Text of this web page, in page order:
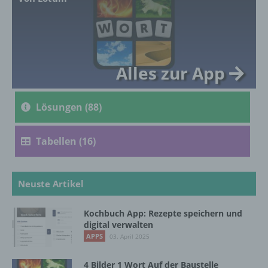
Alles zur App
Lösungen (88)
Tabellen (16)
Neuste Artikel
Kochbuch App: Rezepte speichern und
digital verwalten
APPS 03. April 2025
4 Bilder 1 Wort Auf der Baustelle
genetischen, psychischen, wirtschaftlichen,
kulturellen oder sozialen Identität dieser
natürlichen Person sind, identifiziert werden
Betroffene Person ist jede identifizierte oder
identifizierbare natürliche Person, deren
personenbezogene Daten von dem für die
Verarbeitung Verantwortlichen verarbeitet
Verarbeitung ist jeder mit oder ohne Hilfe
automatisierter Verfahren ausgeführte